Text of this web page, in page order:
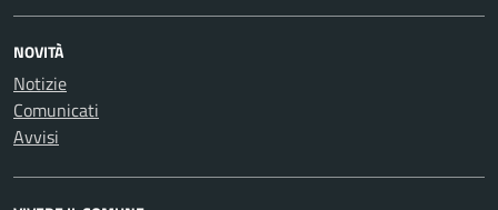
NOVITÀ
Notizie
Comunicati
Avvisi